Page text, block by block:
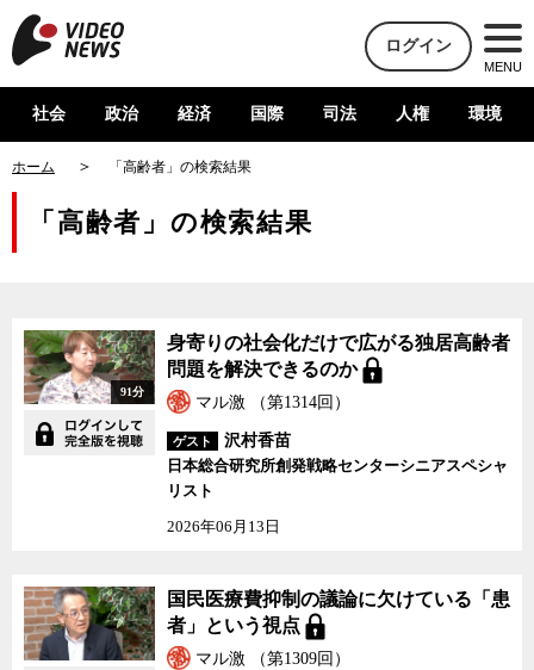
ログイン
MENU
社会 政治 経済 国際 司法 人権 環境
ホーム 「高齢者」の検索結果
「高齢者」の検索結果
91分
身寄りの社会化だけで広がる独居高齢者
問題を解決できるのか
マル激 （第1314回）
ゲスト
沢村香苗
日本総合研究所創発戦略センターシニアスペシャ
リスト
2026年06月13日
国民医療費抑制の議論に欠けている「患
者」という視点
マル激 （第1309回）